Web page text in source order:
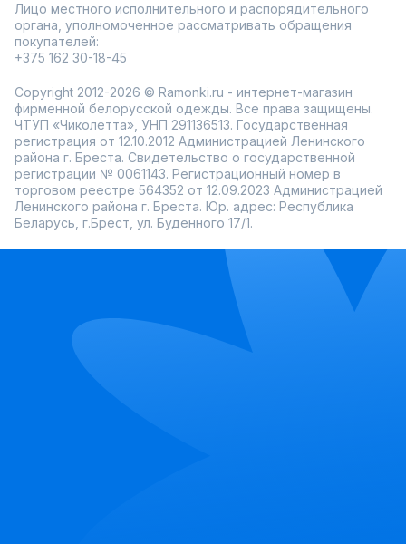
Лицо местного исполнительного и распорядительного
органа, уполномоченное рассматривать обращения
покупателей:
+375 162 30-18-45
Copyright 2012-2026 © Ramonki.ru - интернет-магазин
фирменной белорусской одежды. Все права защищены.
ЧТУП «Чиколетта», УНП 291136513. Государственная
регистрация от 12.10.2012 Администрацией Ленинского
района г. Бреста. Свидетельство о государственной
регистрации № 0061143. Регистрационный номер в
торговом реестре 564352 от 12.09.2023 Администрацией
Ленинского района г. Бреста. Юр. адрес: Республика
Беларусь, г.Брест, ул. Буденного 17/1.